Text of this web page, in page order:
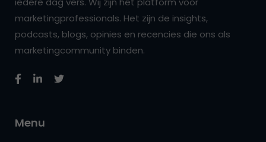
marketingprofessionals. Het zijn de insights,
podcasts, blogs, opinies en recencies die ons als
marketingcommunity binden.
Menu